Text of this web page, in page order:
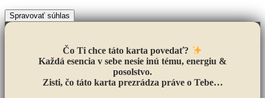
Spravovať súhlas
Čo Ti chce táto karta povedať?
Každá esencia v sebe nesie inú tému, energiu &
posolstvo.
Zisti, čo táto karta prezrádza práve o Tebe…